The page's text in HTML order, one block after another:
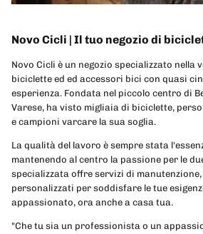
Novo Cicli | Il tuo negozio di
Novo Cicli è un negozio specializzato nella
biciclette ed ed accessori bici con quasi
esperienza. Fondata nel piccolo centro di
Varese, ha visto migliaia di biciclette,
e campioni varcare la sua soglia.
La qualità del lavoro è sempre stata
mantenendo al centro la passione per le
specializzata offre servizi di
personalizzati per soddisfare le tue
appassionato, ora anche a casa tua.
"Che tu sia un professionista o un